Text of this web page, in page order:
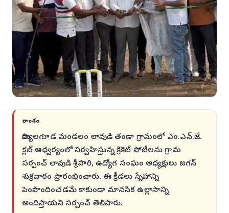
సారాంశం
మిర్యాలగూడ మండలం లావుడి తండా గ్రామంలో ఎం.ఎన్.జే.
క్లబ్ ఆధ్వర్యంలో నిర్వహిస్తున్న క్రికెట్ పోటీలను గ్రామ
సర్పంచ్ లావుడి శ్రీహరి, ఉద్యోగ సంఘం అధ్యక్షులు జగన్
శుక్రవారం ప్రారంభించారు. ఈ క్రీడలు స్నేహాన్ని
పెంపొందించడమే కాకుండా మానసిక ఉల్లాసాన్ని
అందిస్తాయని సర్పంచ్ తెలిపారు.